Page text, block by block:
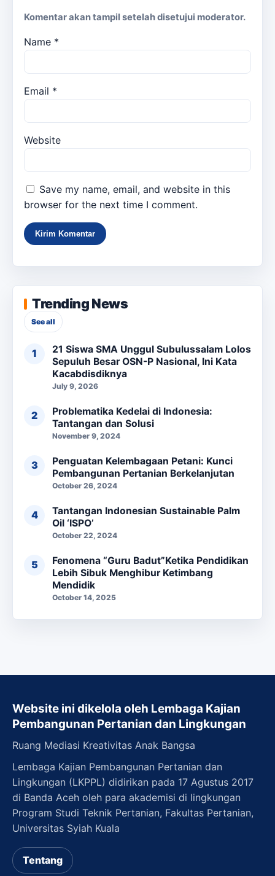
Komentar akan tampil setelah disetujui moderator.
Name *
Email *
Website
Save my name, email, and website in this
browser for the next time I comment.
Trending News
See all
21 Siswa SMA Unggul Subulussalam Lolos
Sepuluh Besar OSN-P Nasional, Ini Kata
Kacabdisdiknya
July 9, 2026
Problematika Kedelai di Indonesia:
Tantangan dan Solusi
November 9, 2024
Penguatan Kelembagaan Petani: Kunci
Pembangunan Pertanian Berkelanjutan
October 26, 2024
Tantangan Indonesian Sustainable Palm
Oil ‘ISPO’
October 22, 2024
Fenomena “Guru Badut”Ketika Pendidikan
Lebih Sibuk Menghibur Ketimbang
Mendidik
October 14, 2025
Website ini dikelola oleh Lembaga Kajian
Pembangunan Pertanian dan Lingkungan
Ruang Mediasi Kreativitas Anak Bangsa
Lembaga Kajian Pembangunan Pertanian dan
Lingkungan (LKPPL) didirikan pada 17 Agustus 2017
di Banda Aceh oleh para akademisi di lingkungan
Program Studi Teknik Pertanian, Fakultas Pertanian,
Universitas Syiah Kuala
Tentang